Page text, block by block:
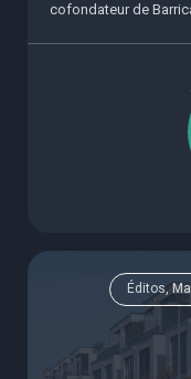
cofondateur de
Éditos,